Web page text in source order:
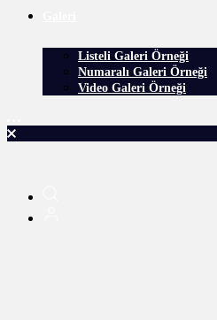
Listeli Galeri Örneği
Numaralı Galeri Örneği
Video Galeri Örneği